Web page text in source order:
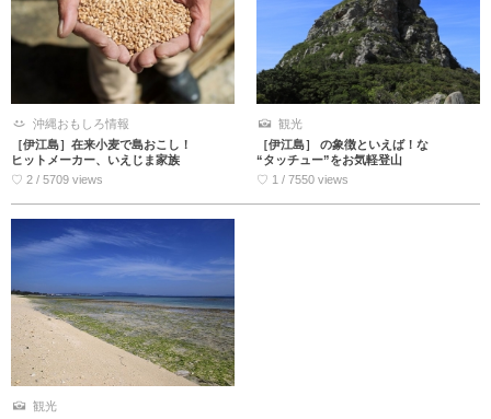
沖縄おもしろ情報
［伊江島］在来小麦で島おこし！
ヒットメーカー、いえじま家族
♡ 2 / 5709 views
観光
［伊江島］ の象徴といえば！な
“タッチュー”をお気軽登山
♡ 1 / 7550 views
観光